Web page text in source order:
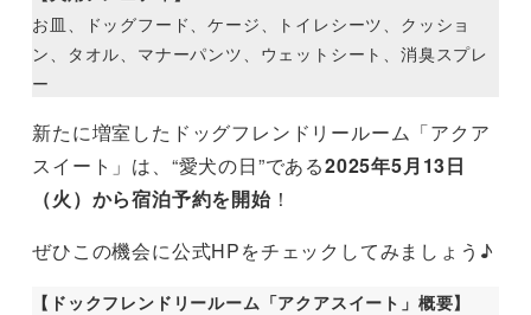
お皿、ドッグフード、ケージ、トイレシーツ、クッショ
ン、タオル、マナーパンツ、ウェットシート、消臭スプレ
ー
新たに増室したドッグフレンドリールーム「アクア
スイート」は、“愛犬の日”である2025年5月13日
（火）から宿泊予約を開始！
ぜひこの機会に公式HPをチェックしてみましょう♪
【ドックフレンドリールーム「アクアスイート」概要】